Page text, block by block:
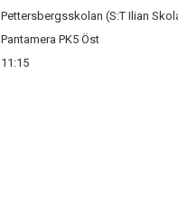
Pettersbergsskolan (S:T Ilian
Pantamera PK5 Öst
11:15